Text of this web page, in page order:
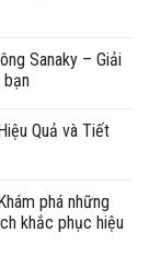
Sanaky – Giải
Quả và Tiết
phá những
khắc phục hiệu